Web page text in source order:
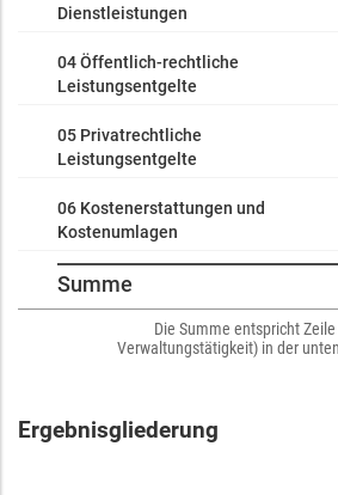
Dienstleistungen
04 Öffentlich-rechtliche
Leistungsentgelte
05 Privatrechtliche
Leistungsentgelte
06 Kostenerstattungen und
Kostenumlagen
Summe
Die Summe entspricht
Verwaltungstätigkeit) in der
Ergebnisgliederung